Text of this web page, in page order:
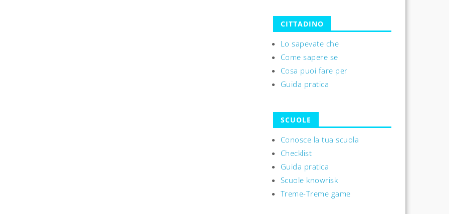
CITTADINO
Lo sapevate che
Come sapere se
Cosa puoi fare per
Guida pratica
SCUOLE
Conosce la tua scuola
Checklist
Guida pratica
Scuole knowrisk
Treme-Treme game